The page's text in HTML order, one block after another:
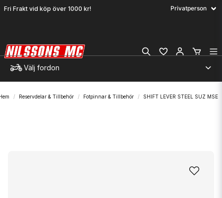
Fri Frakt vid köp över 1000 kr!
Välj fordon
Reservdelar & Tillbehör Fotpinnar & Tillbehör SHIFT LEVER STEEL SUZ MSE